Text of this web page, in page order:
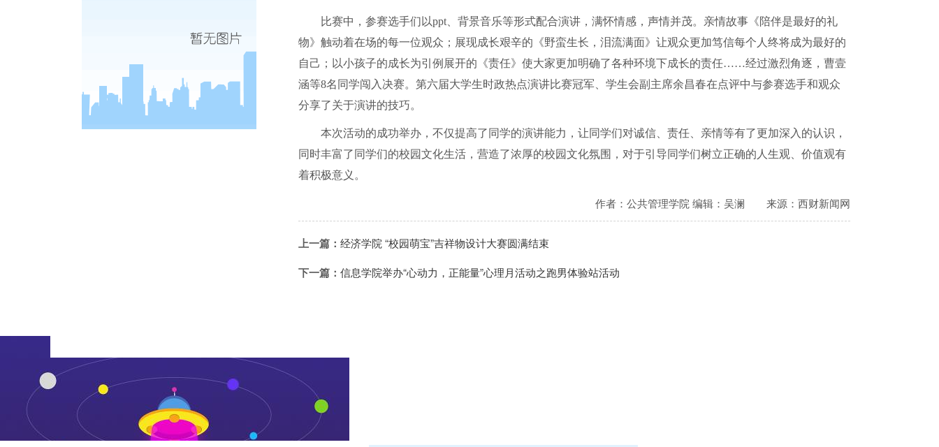
比赛中，参赛选手们以ppt 、背景音乐等形式配合演讲，满怀情感，声情并茂。亲情故事《陪伴是最好的礼
物》触动着在场的每一位观众；展现成长艰辛的《野蛮生长，泪流满面》让观众更加笃信每个人终将成为最好的
自己；以小孩子的成长为引例展开的《责任》使大家更加明确了各种环境下成长的责任……经过激烈角逐，曹壹
涵等8名同学闯入决赛。第六届大学生时政热点演讲比赛冠军、学生会副主席余昌春在点评中与参赛选手和观众
分享了关于演讲的技巧。
本次活动的成功举办，不仅提高了同学的演讲能力，让同学们对诚信、责任、亲情等有了更加深入的认识，
同时丰富了同学们的校园文化生活，营造了浓厚的校园文化氛围，对于引导同学们树立正确的人生观、价值观有
着积极意义。
作者：公共管理学院 编辑：吴澜 来源：西财新闻网
上一篇： 经济学院 “校园萌宝”吉祥物设计大赛圆满结束
下一篇： 信息学院举办“心动力，正能量”心理月活动之跑男体验站活动